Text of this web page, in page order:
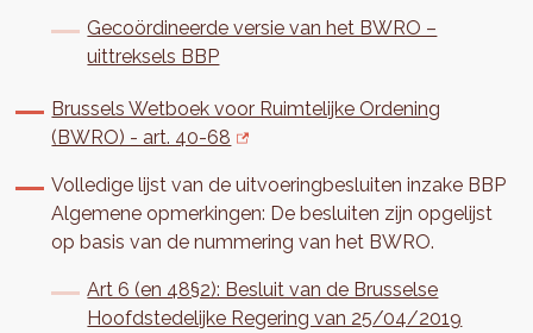
Gecoördineerde versie van het BWRO –
uittreksels BBP
Brussels Wetboek voor Ruimtelijke Ordening
(BWRO) - art. 40-68
Volledige lijst van de uitvoeringbesluiten inzake BBP
Algemene opmerkingen: De besluiten zijn opgelijst
op basis van de nummering van het BWRO.
Art 6 (en 48§2): Besluit van de Brusselse
Hoofdstedelijke Regering van 25/04/2019